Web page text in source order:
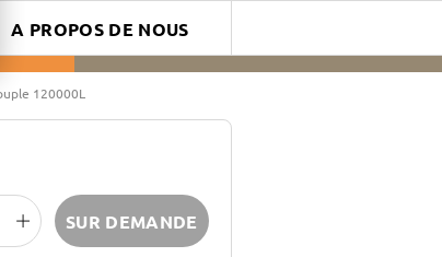
A PROPOS DE NOUS
120000L
SUR DEMANDE